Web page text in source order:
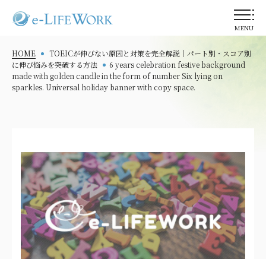
MENU
HOME
TOEICが伸びない原因と対策を完全解説｜パート別・スコア別
に伸び悩みを突破する方法
6 years celebration festive background
made with golden candle in the form of number Six lying on
sparkles. Universal holiday banner with copy space.